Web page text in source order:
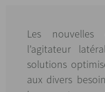
Les nouvelles
l’agitateur
solutions
aux divers